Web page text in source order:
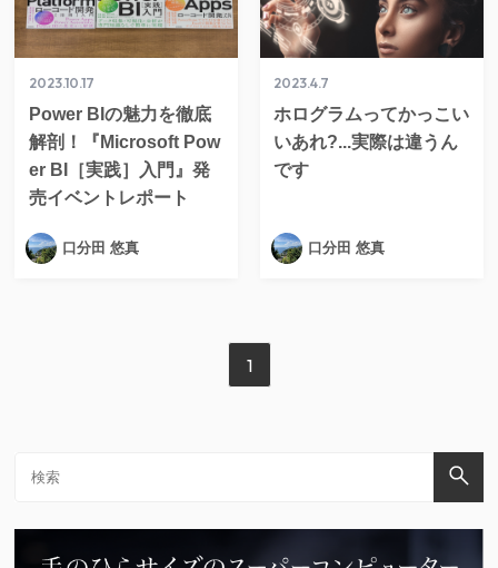
2023.10.17
Power BIの魅力を徹底
解剖！『Microsoft Pow
er BI［実践］入門』発
売イベントレポート
口分田 悠真
2023.4.7
ホログラムってかっこい
いあれ?...実際は違うん
です
口分田 悠真
1